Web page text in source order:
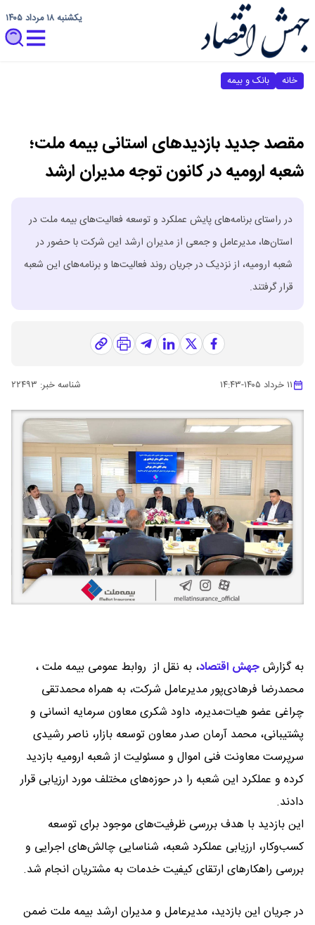
یکشنبه ۱۸ مرداد ۱۴۰۵
خانه بانک و بیمه
مقصد جدید بازدیدهای استانی بیمه ملت؛
شعبه ارومیه در کانون توجه مدیران ارشد
در راستای برنامه‌های پایش عملکرد و توسعه فعالیت‌های بیمه ملت در
استان‌ها، مدیرعامل و جمعی از مدیران ارشد این شرکت با حضور در
شعبه ارومیه، از نزدیک در جریان روند فعالیت‌ها و برنامه‌های این شعبه
قرار گرفتند.
۱۱ خرداد ۱۴۰۵ -۱۴:۴۳ شناسه خبر: ۲۲۴۹۳
به گزارشجهش اقتصاد، به نقل از روابط عمومی بیمه ملت ،
محمدرضا فرهادی‌پور مدیرعامل شرکت، به همراه محمدتقی
چراغی عضو هیات‌مدیره، داود شکری معاون سرمایه انسانی و
پشتیبانی، محمد آرمان صدر معاون توسعه بازار، ناصر رشیدی
سرپرست معاونت فنی اموال و مسئولیت از شعبه ارومیه بازدید
کرده و عملکرد این شعبه را در حوزه‌های مختلف مورد ارزیابی قرار
دادند.
این بازدید با هدف بررسی ظرفیت‌های موجود برای توسعه
کسب‌وکار، ارزیابی عملکرد شعبه، شناسایی چالش‌های اجرایی و
بررسی راهکارهای ارتقای کیفیت خدمات به مشتریان انجام شد.
در جریان این بازدید، مدیرعامل و مدیران ارشد بیمه ملت ضمن